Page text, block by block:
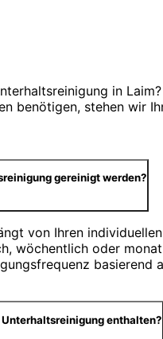
in
benötigen, stehen wir
gereinigt werden?
von Ihren
wöchentlich oder
basierend
enthalten?